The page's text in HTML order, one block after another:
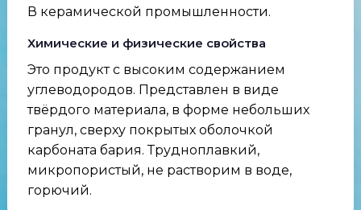
В керамической промышленности.
Химические и физические свойства
Это продукт с высоким содержанием
углеводородов. Представлен в виде
твёрдого материала, в форме небольших
гранул, сверху покрытых оболочкой
карбоната бария. Трудноплавкий,
микропористый, не растворим в воде,
горючий.